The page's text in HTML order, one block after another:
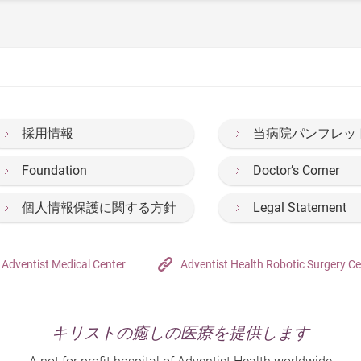
採用情報 当病院パンフレッ
Foundation Doctor’s Corner
個人情報保護に関する方針 Legal Statement
Adventist Medical Center Adventist Health Robotic Surgery
キリストの癒しの医療を提供します